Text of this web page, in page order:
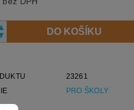
23261
PRO ŠKOLY